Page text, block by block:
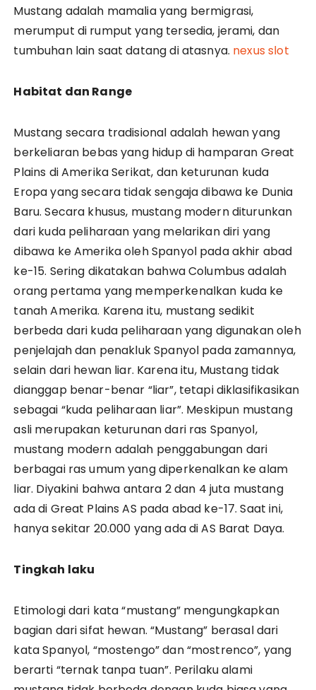
Mustang adalah mamalia yang bermigrasi,
merumput di rumput yang tersedia, jerami, dan
tumbuhan lain saat datang di atasnya. nexus slot
Habitat dan Range
Mustang secara tradisional adalah hewan yang
berkeliaran bebas yang hidup di hamparan Great
Plains di Amerika Serikat, dan keturunan kuda
Eropa yang secara tidak sengaja dibawa ke Dunia
Baru. Secara khusus, mustang modern diturunkan
dari kuda peliharaan yang melarikan diri yang
dibawa ke Amerika oleh Spanyol pada akhir abad
ke-15. Sering dikatakan bahwa Columbus adalah
orang pertama yang memperkenalkan kuda ke
tanah Amerika. Karena itu, mustang sedikit
berbeda dari kuda peliharaan yang digunakan oleh
penjelajah dan penakluk Spanyol pada zamannya,
selain dari hewan liar. Karena itu, Mustang tidak
dianggap benar-benar “liar”, tetapi diklasifikasikan
sebagai “kuda peliharaan liar”. Meskipun mustang
asli merupakan keturunan dari ras Spanyol,
mustang modern adalah penggabungan dari
berbagai ras umum yang diperkenalkan ke alam
liar. Diyakini bahwa antara 2 dan 4 juta mustang
ada di Great Plains AS pada abad ke-17. Saat ini,
hanya sekitar 20.000 yang ada di AS Barat Daya.
Tingkah laku
Etimologi dari kata “mustang” mengungkapkan
bagian dari sifat hewan. “Mustang” berasal dari
kata Spanyol, “mostengo” dan “mostrenco”, yang
berarti “ternak tanpa tuan”. Perilaku alami